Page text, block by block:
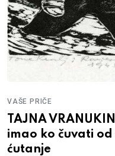
VAŠE PRIČE
TAJNA
imao ko čuvati
ćutanje